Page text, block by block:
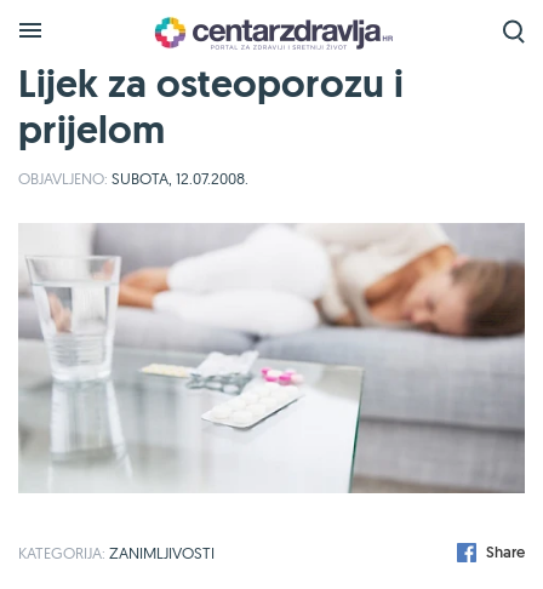
Lijek za osteoporozu i
prijelom
OBJAVLJENO: SUBOTA, 12.07.2008.
KATEGORIJA: ZANIMLJIVOSTI Share